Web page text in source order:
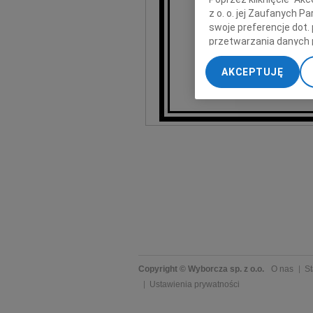
Copyright © Wyborcza sp. z o.o. O nas
Ustawienia prywatności
z o. o. jej Zaufanych
swoje preferencje dot.
przetwarzania danych
„Ustawienia
My, nasi Zaufani
dokładnych danych
Przechowywanie
treści, badnie
AKCEPTUJĘ